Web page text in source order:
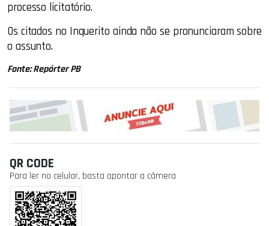
processo licitatório.
Os citados no Inquerito ainda não se pronunciaram sobre
o assunto.
Fonte: Repórter PB
QR CODE
Para ler no celular, basta apontar a câmera